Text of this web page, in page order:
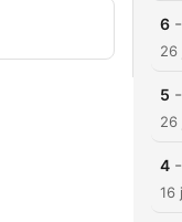
6 -
26
5 -
26
4 -
16